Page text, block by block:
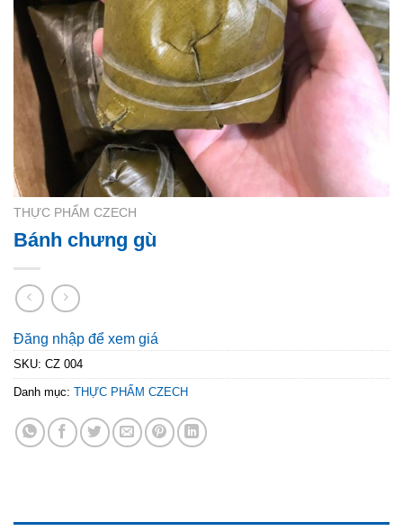
THỰC PHẨM CZECH
Bánh chưng gù
Đăng nhập để xem giá
SKU: CZ 004
Danh mục: THỰC PHẨM CZECH